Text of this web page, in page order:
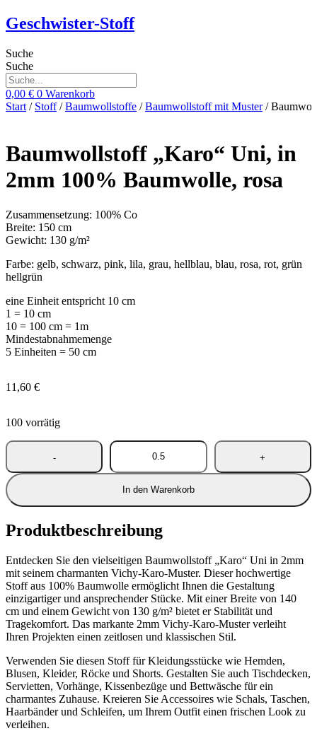
Zum
Inhalt
Geschwister-Stoff
Suche
Suche
0,00 € 0 Warenkorb
Start / Stoff/Baumwollstoffe /Baumwollstoff mit Muster/
Baumwollstoff „Karo“ Uni, in
2mm 100% Baumwolle, rosa
Zusammensetzung: 100% Co
Breite: 150 cm
Gewicht: 130 g/m²
Farbe: gelb, schwarz, pink, lila, grau, hellblau, blau, rosa, rot, grün
hellgrün
eine Einheit entspricht 10 cm
1 = 10 cm
10 = 100 cm = 1m
Mindestabnahmemenge
5 Einheiten = 50 cm
11,60 €
100 vorrätig
In den Warenkorb
Produktbeschreibung
Entdecken Sie den vielseitigen Baumwollstoff „Karo“ Uni in 2mm
mit seinem charmanten Vichy-Karo-Muster. Dieser hochwertige
Stoff aus 100% Baumwolle ermöglicht Ihnen die Gestaltung
einzigartiger und ansprechender Stücke. Mit einer Breite von 140
cm und einem Gewicht von 130 g/m² bietet er Stabilität und
Tragekomfort. Das markante 2mm Vichy-Karo-Muster verleiht
Ihren Projekten einen zeitlosen und klassischen Stil.
Verwenden Sie diesen Stoff für Kleidungsstücke wie Hemden,
Blusen, Kleider, Röcke und Shorts. Gestalten Sie auch Tischdecken,
Servietten, Vorhänge, Kissenbezüge und Bettwäsche für ein
charmantes Zuhause. Kreieren Sie Accessoires wie Schals, Taschen,
Haarbänder und Schleifen, um Ihrem Outfit einen frischen Look zu
verleihen.